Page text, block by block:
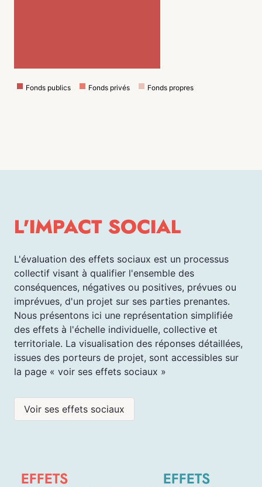
Fonds publics Fonds privés Fonds propres
L'IMPACT SOCIAL
L'évaluation des effets sociaux est un processus
collectif visant à qualifier l'ensemble des
conséquences, négatives ou positives, prévues ou
imprévues, d'un projet sur ses parties prenantes.
Nous présentons ici une représentation simplifiée
des effets à l'échelle individuelle, collective et
territoriale. La visualisation des réponses détaillées,
issues des porteurs de projet, sont accessibles sur
la page « voir ses effets sociaux »
Voir ses effets sociaux
EFFETS
EFFETS